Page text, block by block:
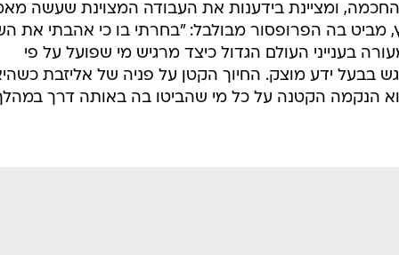
ומציינת בידענות את העבודה המצוינת שעשה
מביט בה הפרופסור מבולבל: "בחרתי בו כי אהבתי את
בענייני העולם הגדול כיצד מרגיש מי שפועל על פי
בבעל ידע מוצק. החיוך הקטן על פניה של אליזבת
הנקמה הקטנה על כל מי שהביטו בה באותה דרך